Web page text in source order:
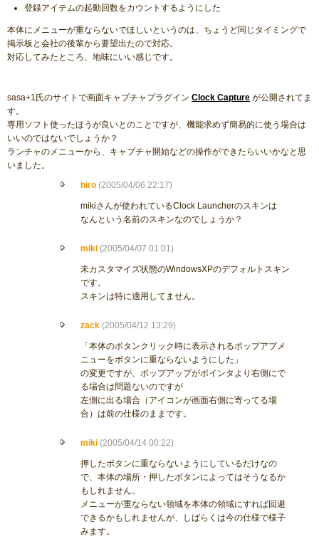
登録アイテムの起動回数をカウントするようにした
本体にメニューが重ならないでほしいというのは、ちょうど同じタイミングで
掲示板と会社の後輩から要望出たので対応。
対応してみたところ、地味にいい感じです。
sasa+1氏のサイトで画面キャプチャプラグイン Clock Capture が公開されてま
す。
専用ソフト使ったほうが良いとのことですが、機能求めず簡易的に使う場合は
いいのではないでしょうか？
ランチャのメニューから、キャプチャ開始などの操作ができたらいいかなと思
いました。
hiro (2005/04/06 22:17)
mikiさんが使われているClock Launcherのスキンは
なんという名前のスキンなのでしょうか？
miki (2005/04/07 01:01)
未カスタマイズ状態のWindowsXPのデフォルトスキン
です。
スキンは特に適用してません。
zack (2005/04/12 13:29)
「本体のボタンクリック時に表示されるポップアプメ
ニューをボタンに重ならないようにした」
の変更ですが、ポップアップがポインタより右側にで
る場合は問題ないのですが
左側に出る場合（アイコンが画面右側に寄ってる場
合）は前の仕様のままです。
miki (2005/04/14 00:22)
押したボタンに重ならないようにしているだけなの
で、本体の場所・押したボタンによってはそうなるか
もしれません。
メニューが重ならない領域を本体の領域にすれば回避
できるかもしれませんが、しばらくは今の仕様で様子
みます。